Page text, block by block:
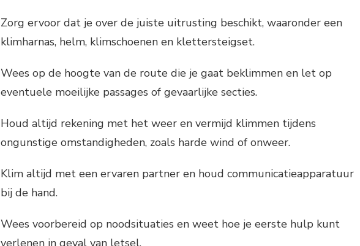
Zorg ervoor dat je over de juiste uitrusting beschikt, waaronder een
klimharnas, helm, klimschoenen en klettersteigset.
Wees op de hoogte van de route die je gaat beklimmen en let op
eventuele moeilijke passages of gevaarlijke secties.
Houd altijd rekening met het weer en vermijd klimmen tijdens
ongunstige omstandigheden, zoals harde wind of onweer.
Klim altijd met een ervaren partner en houd communicatieapparatuur
bij de hand.
Wees voorbereid op noodsituaties en weet hoe je eerste hulp kunt
verlenen in geval van letsel.